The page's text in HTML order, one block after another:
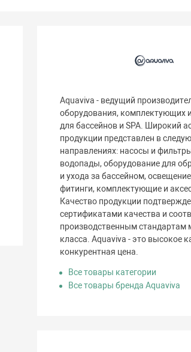
Aquaviva - ведущий
оборудования, комплектующих
для бассейнов и SPA. Широкий
продукции представлен в
направлениях: насосы и
водопады, оборудование для
и ухода за бассейном,
фитинги, комплектующие и
Качество продукции
сертификатами качества и
производственным стандартам
класса. Aquaviva - это высокое
конкурентная цена.
Все товары категории
Все товары бренда Aquaviva